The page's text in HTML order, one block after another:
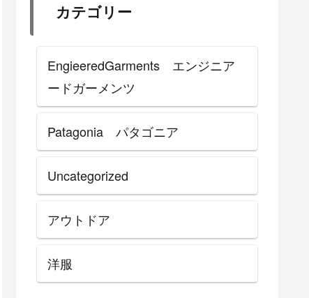
カテゴリー
EngieeredGarments エンジニア
ードガーメンツ
Patagonia パタゴニア
Uncategorized
アウトドア
洋服